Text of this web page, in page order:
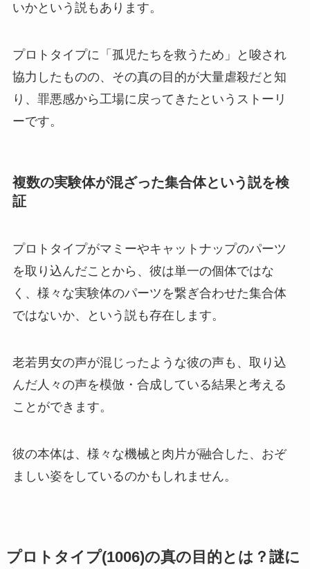
いかという説もあります。
プロトタイプに「孤児たちを救うため」と唆され
協力したものの、その真の目的が大量虐殺だと知
り、罪悪感から工場に戻ってきたというストーリ
ーです。
複数の実験体が混ざった集合体という説を検
証
プロトタイプがマミーやキャットナップのパーツ
を取り込んだことから、彼は単一の個体ではな
く、様々な実験体のパーツを繋ぎ合わせた集合体
ではないか、という説も存在します。
老若男女の声が混じったような彼の声も、取り込
んだ人々の声を模倣・合成している結果と考える
ことができます。
彼の本体は、様々な機械と肉片が融合した、おぞ
ましい姿をしているのかもしれません。
プロトタイプ(1006)の真の目的とは？謎に